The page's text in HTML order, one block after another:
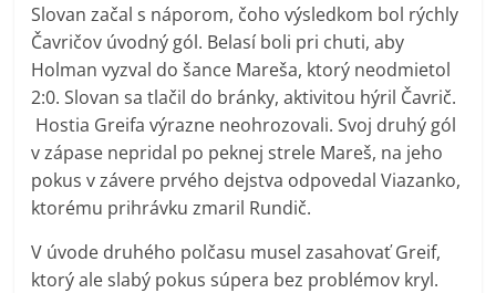
Slovan začal s náporom, čoho výsledkom bol rýchly
Čavričov úvodný gól. Belasí boli pri chuti, aby
Holman vyzval do šance Mareša, ktorý neodmietol
2:0. Slovan sa tlačil do bránky, aktivitou hýril Čavrič.
Hostia Greifa výrazne neohrozovali. Svoj druhý gól
v zápase nepridal po peknej strele Mareš, na jeho
pokus v závere prvého dejstva odpovedal Viazanko,
ktorému prihrávku zmaril Rundič.
V úvode druhého polčasu musel zasahovať Greif,
ktorý ale slabý pokus súpera bez problémov kryl.